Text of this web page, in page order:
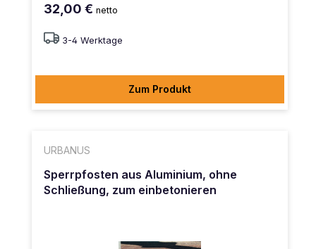
32,00 € netto
3-4 Werktage
Zum Produkt
URBANUS
Sperrpfosten aus Aluminium, ohne
Schließung, zum einbetonieren